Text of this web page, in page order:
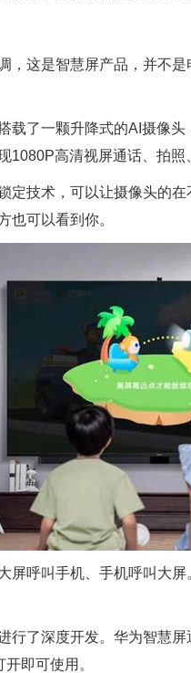
，这是智慧屏产品，并不
载了一颗升降式的AI摄像
1080P高清视屏通话、拍照
定技术，可以让摄像头的
也可以看到你。
屏呼叫手机、手机呼叫大
行了深度开发。华为智慧
即可使用。